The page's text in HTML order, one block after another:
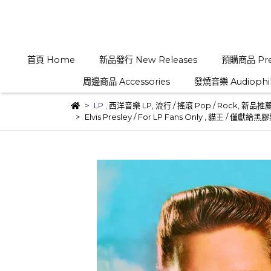
首頁 Home 新品發行 New Releases
預購商品
周邊商品 Accessories
發燒音樂
LP 西洋音樂 LP 流行 / 搖滾 Pop / Rock 新品推
Elvis Presley / For LP Fans Only , 貓王 / 僅獻給黑